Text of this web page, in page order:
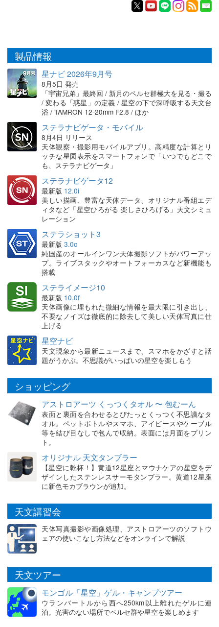
製品情報
星ナビ 2026年9月号
8月5日 発売
「宇宙兄弟」最終回 / 新月のペルセ群極大を見る・撮る
/ 変わる「惑星」の定義 / 星空の下で深呼吸する天文台
浴 / TAMRON 12-20mm F2.8 / ほか
ステラナビゲータ・モバイル
8月4日 リリース
天体観察・撮影用モバイルアプリ。高精度な計算とリ
ッチな星図表示をスマートフォンで「いつでもどこで
も、ステラナビゲータ」
ステラナビゲータ12
最新版 12.0i
美しい描画、豊富な天体データ、オリジナル番組エデ
ィタなど「星空ひろがる 楽しさひろげる」天文シミュ
レーション
ステラショット3
最新版 3.0o
純国産のオールインワン天体撮影ソフトがパワーアッ
プ。ライブスタックやオートフォーカスなど新機能も
搭載
ステライメージ10
最新版 10.0f
天体画像に埋もれた微細な情報を最大限に引き出し、
不要なノイズは徹底的に除去して美しい天体写真に仕
上げる
星空ナビ
天文現象から最新ニュースまで、スマホをかざすと話
題がうかぶ。不思議がいっぱいの星空を楽しもう
ショッピング
アストロアーツ くっつくタオル 〜 包むーん
表面と裏面を合わせるとぴたっとくっつく不思議なタ
オル。ペットボトルやスマホ、アイピースやケーブル
等を結び目なしで包んで収納。表面には月面をプリン
ト。
オリジナル 天文タンブラー
【星空に乾杯！】黄道12星座とマウナケアの星空をデ
ザインしたステンレスサーモタンブラー。黄道12星座
に新色モカブラウンが追加。
天文講習会
天体写真撮影や画像処理、アストロアーツのソフトウ
ェアの使いこなし方法などをオンラインで解説
天文ツアー
モンゴル「星空」ゲル・キャンプツアー
ウランバートルから西へ250km以上離れたゲルに連
泊。光害のない場所でペルセ群や星空を楽しめます